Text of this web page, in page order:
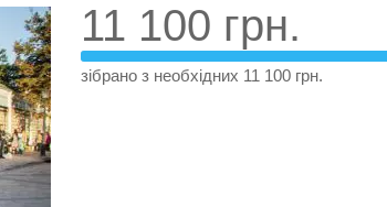
11 100 грн.
зібрано з необхідних 11 100 грн.